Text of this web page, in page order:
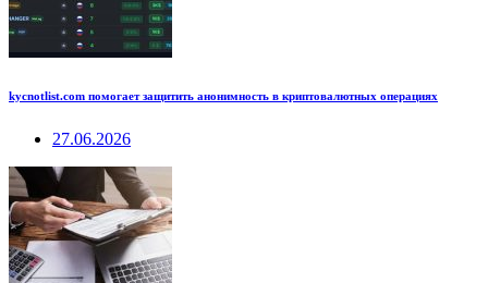
kycnotlist.com помогает защитить анонимность в криптовалютных операциях
27.06.2026